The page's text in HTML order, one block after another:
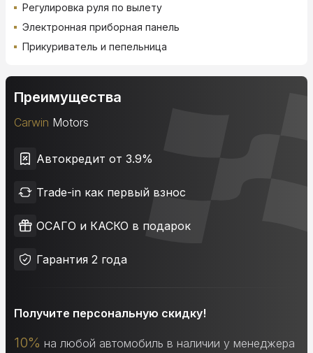
Регулировка руля по вылету
Электронная приборная панель
Прикуриватель и пепельница
Преимущества
Carwin Motors
Автокредит от 3.9%
Trade-in как первый взнос
ОСАГО и КАСКО в подарок
Гарантия 2 года
Получите персональную скидку!
10% на любой автомобиль в наличии у менеджера